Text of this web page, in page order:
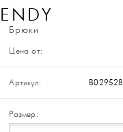
ENDY
Брюки
Цена от:
Артикул: B029528
Размер: